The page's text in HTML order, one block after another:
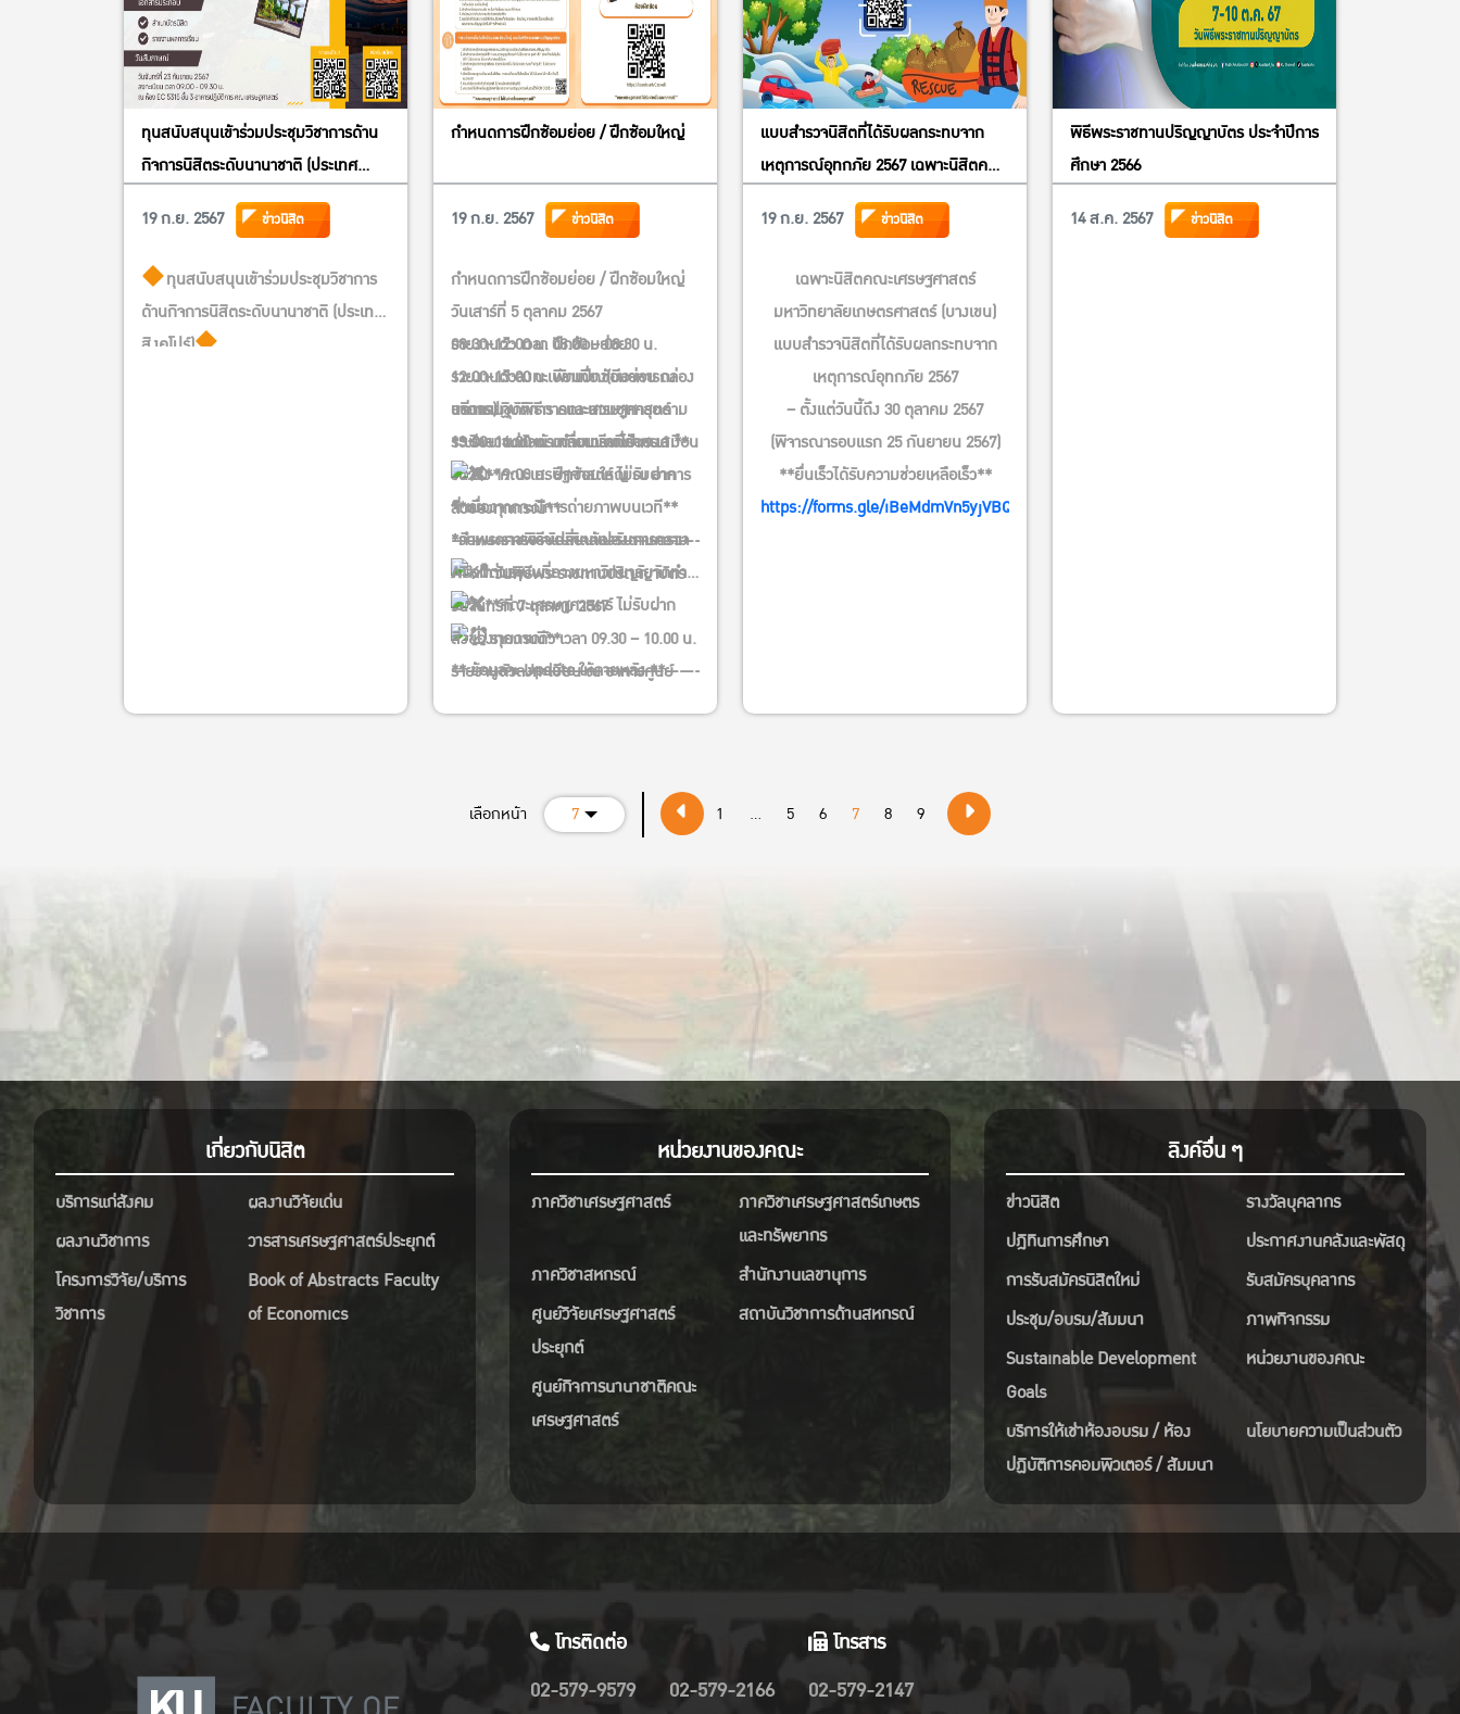
ทุนสนับสนุนเข้าร่วมประชุมวิชาการด้าน
กิจการนิสิตระดับนานาชาติ (ประเทศ
19 ก.ย. 2567 ข่าวนิสิต
ทุนสนับสนุนเข้าร่วมประชุมวิชาการ
ด้านกิจการนิสิตระดับนานาชาติ (ประเทศ
สิงคโปร์)
กำหนดการฝึกซ้อมย่อย / ฝึกซ้อมใหญ่
19 ก.ย. 2567 ข่าวนิสิต
กำหนดการฝึกซ้อมย่อย / ฝึกซ้อมใหญ่
วันเสาร์ที่ 5 ตุลาคม 2567
รายงานตัว เวลา 08.00 – 08.30 น.
รายงานตัวลงทะเบียนฝึกซ้อมย่อย ณ
อาคารปฏิบัติการ คณะเศรษฐศาสตร์
** รายงานตัวตรงตามเวลาที่กำหนด **
08:30-12:00 น. ฝึกซ้อมย่อย
12:00-13:00 น. พักเที่ยง(มีอาหารกล่อง
บริการ)
13:00-14:00 น. เคลื่อนแถวไป ศร.1
15:00-19:00 น. ฝึกซ้อมใหญ่ ณ อาคาร
จักรฯ
*กำหนดการอาจเปลี่ยนแปลงตามความ
พร้อมต่างๆ
แต่งกายชุดพิธีการและสวมชุดครุยตาม
ระเบียบ แต่งหน้า ทำผมเรียบร้อย เสมือน
วันจริง
**เนื่องจากจะมีการถ่ายภาพบนเวที**
**คณะเศรษฐศาสตร์ ไม่รับฝาก
สิ่งของทุกกรณี**
——————————————————————-
วันพิธีพระราชทานปริญญาบัตร
วันจันทร์ที่ 7 ตุลาคม 2567
รายงานตัว เวลา 09.30 – 10.00 น.
รายงานตัวลงทะเบียน ณ อาคารศูนย์
*วันพระราชพิธีบัณฑิตต้องรับการตรวจ
ATK ตามระบบที่ทางมหาวิทยาลัยจัดทำ
ไว้* **คณะเศรษฐศาสตร์ ไม่รับฝาก
สิ่งของทุกกรณี**
——————————————————————
ฝึกซ้อม
https://kasets.art/Czxxu6
** ข้อมูลจะ Update ให้ภายหลัง **
แบบสำรวจนิสิตที่ได้รับผลกระทบจาก
เหตุการณ์อุทกภัย 2567 เฉพาะนิสิตคณะ
เศรษฐศาสตร์ มหาวิทยาลัย
เกษตรศาสตร์ (บางเขน)
19 ก.ย. 2567 ข่าวนิสิต
เฉพาะนิสิตคณะเศรษฐศาสตร์
มหาวิทยาลัยเกษตรศาสตร์ (บางเขน)
แบบสำรวจนิสิตที่ได้รับผลกระทบจาก
เหตุการณ์อุทกภัย 2567
– ตั้งแต่วันนี้ถึง 30 ตุลาคม 2567
(พิจารณารอบแรก 25 กันยายน 2567)
**ยื่นเร็วได้รับความช่วยเหลือเร็ว**
https://forms.gle/iBeMdmVn5yjVBQnA6
พิธีพระราชทานปริญญาบัตร ประจำปีการ
ศึกษา 2566
14 ส.ค. 2567
ข่าวนิสิต
เลือกหน้า 7 1 ... 5 6 7 8 9
เกี่ยวกับนิสิต
บริการแก่สังคม
ผลงานวิจัยเด่น
ผลงานวิชาการ
วารสารเศรษฐศาสตร์ประยุกต์
โครงการวิจัย/บริการ
วิชาการ
Book of Abstracts Faculty
of Economics
หน่วยงานของคณะ
ภาควิชาเศรษฐศาสตร์
ภาควิชาเศรษฐศาสตร์เกษตร
และทรัพยากร
ภาควิชาสหกรณ์
สำนักงานเลขานุการ
ศูนย์วิจัยเศรษฐศาสตร์
ประยุกต์
สถาบันวิชาการด้านสหกรณ์
ศูนย์กิจการนานาชาติคณะ
เศรษฐศาสตร์
ลิงค์อื่น ๆ
ข่าวนิสิต
รางวัลบุคลากร
ปฎิทินการศึกษา
ประกาศงานคลังและพัสดุ
การรับสมัครนิสิตใหม่
รับสมัครบุคลากร
ประชุม/อบรม/สัมมนา
ภาพกิจกรรม
Sustainable Development
Goals
หน่วยงานของคณะ
บริการให้เช่าห้องอบรม / ห้อง
ปฏิบัติการคอมพิวเตอร์ / สัมมนา
นโยบายความเป็นส่วนตัว
โทรติดต่อ
02-579-9579
02-579-2166
โทรสาร
02-579-2147